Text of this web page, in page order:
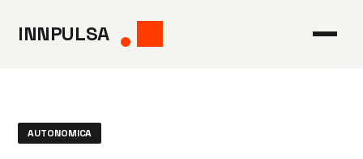
INNPULSA
AUTONOMICA